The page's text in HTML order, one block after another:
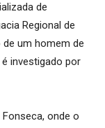
de
Regional de
um homem de
investigado por
onde o